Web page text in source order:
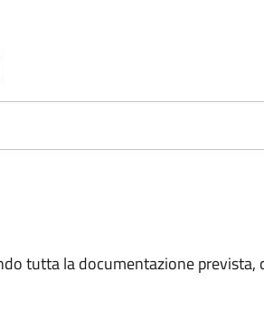
tutta la documentazione prevista,